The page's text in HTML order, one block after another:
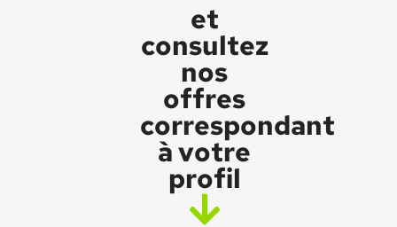
et
consultez
nos
offres
correspondant
à votre
profil